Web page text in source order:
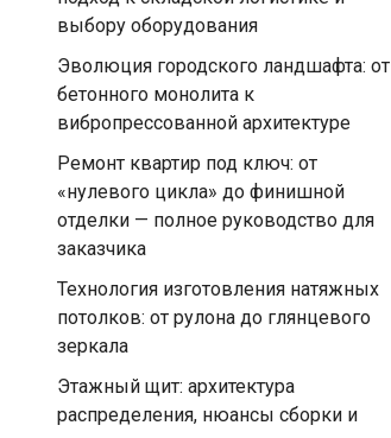
выбору оборудования
Эволюция городского ландшафта: от
бетонного монолита к
вибропрессованной архитектуре
Ремонт квартир под ключ: от
«нулевого цикла» до финишной
отделки — полное руководство для
заказчика
Технология изготовления натяжных
потолков: от рулона до глянцевого
зеркала
Этажный щит: архитектура
распределения, нюансы сборки и